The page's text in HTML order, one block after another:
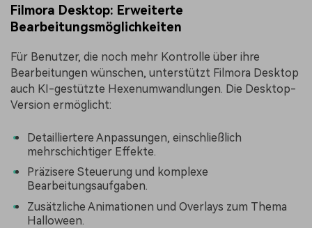
Filmora Desktop: Erweiterte
Bearbeitungsmöglichkeiten
Für Benutzer, die noch mehr Kontrolle über ihre
Bearbeitungen wünschen, unterstützt Filmora Desktop
auch KI-gestützte Hexenumwandlungen. Die Desktop-
Version ermöglicht:
Detailliertere Anpassungen, einschließlich
mehrschichtiger Effekte.
Präzisere Steuerung und komplexe
Bearbeitungsaufgaben.
Zusätzliche Animationen und Overlays zum Thema
Halloween.